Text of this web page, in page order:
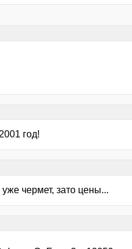
год!
чермет, зато цены...